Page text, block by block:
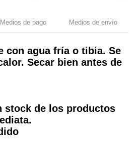
Medios de pago Medios de envío
con agua fría o tibia. Se
Secar bien antes de
stock de los productos